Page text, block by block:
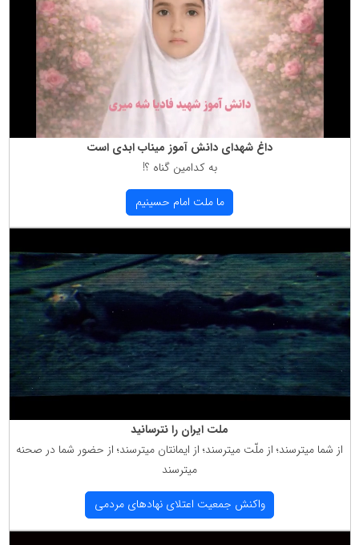
داغ شهدای دانش آموز میناب ابدی است
به كدامین گناه ؟!
ما ملت امام حسینیم
ملت ایران را نترسانید
از شما میترسند؛ از ملّت میترسند؛ از ایمانتان میترسند؛ از حضور شما در صحنه
میترسند
واكنش جمعیت اعتلای نهادهای مردمی